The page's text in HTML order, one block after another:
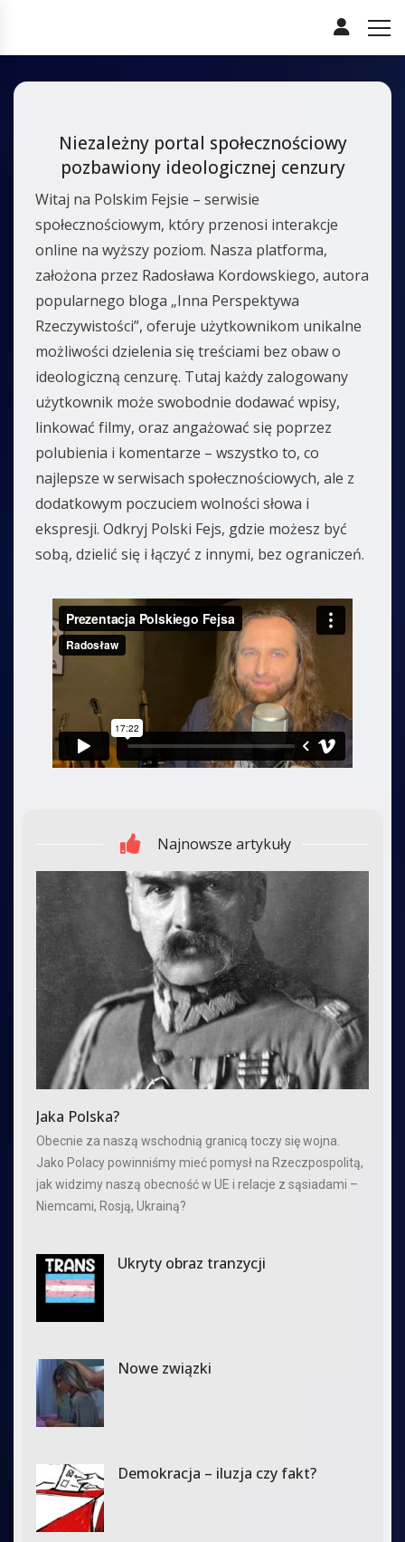
Niezależny portal społecznościowy
pozbawiony ideologicznej cenzury
Witaj na Polskim Fejsie – serwisie
społecznościowym, który przenosi interakcje
online na wyższy poziom. Nasza platforma,
założona przez Radosława Kordowskiego, autora
popularnego bloga „Inna Perspektywa
Rzeczywistości”, oferuje użytkownikom unikalne
możliwości dzielenia się treściami bez obaw o
ideologiczną cenzurę. Tutaj każdy zalogowany
użytkownik może swobodnie dodawać wpisy,
linkować filmy, oraz angażować się poprzez
polubienia i komentarze – wszystko to, co
najlepsze w serwisach społecznościowych, ale z
dodatkowym poczuciem wolności słowa i
ekspresji. Odkryj Polski Fejs, gdzie możesz być
sobą, dzielić się i łączyć z innymi, bez ograniczeń.
Najnowsze artykuły
Jaka Polska?
Obecnie za naszą wschodnią granicą toczy się wojna.
Jako Polacy powinniśmy mieć pomysł na Rzeczpospolitą,
jak widzimy naszą obecność w UE i relacje z sąsiadami –
Niemcami, Rosją, Ukrainą?
Ukryty obraz tranzycji
Nowe związki
Demokracja – iluzja czy fakt?